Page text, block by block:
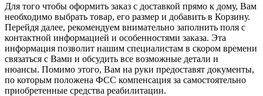
Для того чтобы оформить заказ с доставкой прямо к дому, Вам
необходимо выбрать товар, его размер и добавить в Корзину.
Перейдя далее, рекомендуем внимательно заполнить поля с
контактной информацией и особенностями заказа. Эта
информация позволит нашим специалистам в скором времени
связаться с Вами и обсудить все возможные детали и
нюансы. Помимо этого, Вам на руки предоставят документы,
по которым положена ФСС компенсация за самостоятельно
приобретенные средства реабилитации.